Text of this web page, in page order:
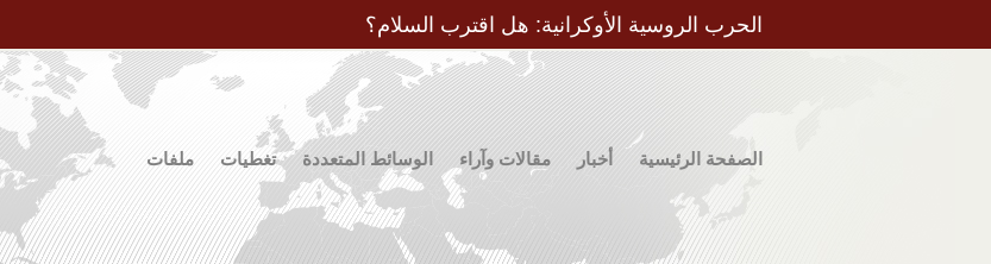
الحرب الروسية الأوكرانية: هل اقترب السلام؟
الصفحة الرئيسية أخبار مقالات وآراء الوسائط المتعددة تغطيات ملفات